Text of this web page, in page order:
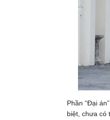
Phần “Đại
biệt, chưa có